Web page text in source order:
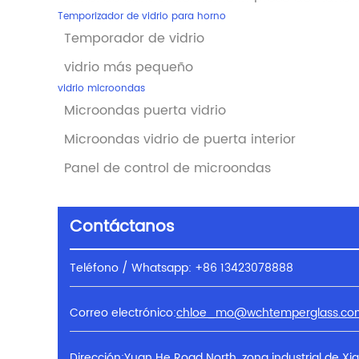
Temporizador de vidrio para horno
Temporador de vidrio
vidrio más pequeño
vidrio microondas
Microondas puerta vidrio
Microondas vidrio de puerta interior
Panel de control de microondas
Contáctanos
Teléfono / Whatsapp: +86 13423078888
Correo electrónico: